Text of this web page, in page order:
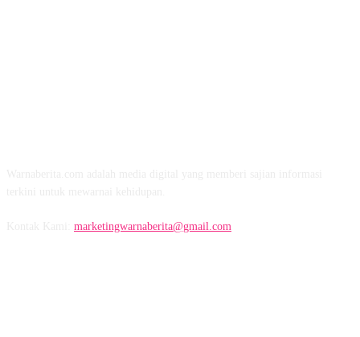
marketingwarnaberita@gmail.com